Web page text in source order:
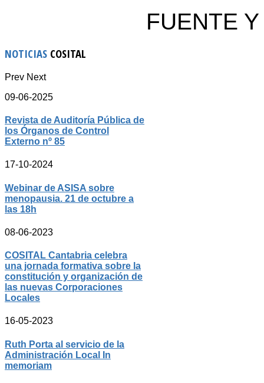
FUENTE
NOTICIAS COSITAL
Prev Next
09-06-2025
Revista de Auditoría Pública de
los Órganos de Control
Externo nº 85
17-10-2024
Webinar de ASISA sobre
menopausia. 21 de octubre a
las 18h
08-06-2023
COSITAL Cantabria celebra
una jornada formativa sobre la
constitución y organización de
las nuevas Corporaciones
Locales
16-05-2023
Ruth Porta al servicio de la
Administración Local In
memoriam